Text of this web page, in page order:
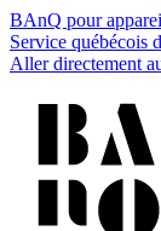
BAnQ pour
Service québécois
Aller directement